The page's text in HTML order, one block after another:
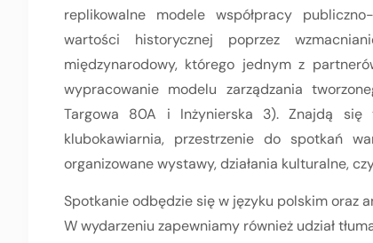
replikowalne modele współpracy
wartości historycznej poprzez
międzynarodowy, którego jednym z
wypracowanie modelu zarządzania
Targowa 80A i Inżynierska 3). Znajdą się
klubokawiarnia, przestrzenie do spotkań
organizowane wystawy, działania kulturalne,
Spotkanie odbędzie się w języku polskim oraz
W wydarzeniu zapewniamy również udział